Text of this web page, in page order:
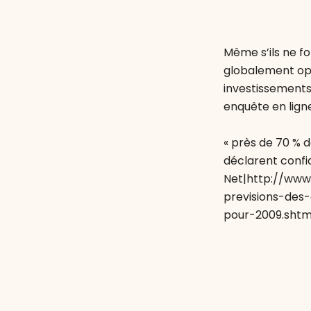
Même s’ils ne
globalement
enquête en
« près de 70 %
déclarent
Net|http://
previsions-
pour-